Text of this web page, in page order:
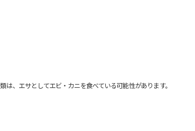
、エサとしてエビ・カニを食べている可能性があります。